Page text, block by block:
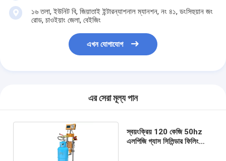
১৬ তলা, ইউনিট বি, জিয়াতাই ইন্টারন্যাশনাল ম্যানশন, নং ৪১, ডংসিহুয়ান জং
রোড, চাওইয়াং জেলা, বেইজিং
এখন যোগাযোগ
এর সেরা মূল্য পান
স্বয়ংক্রিয় 120 কেজি 50hz
এলপিজি গ্যাস সিলিন্ডার ফিলিং